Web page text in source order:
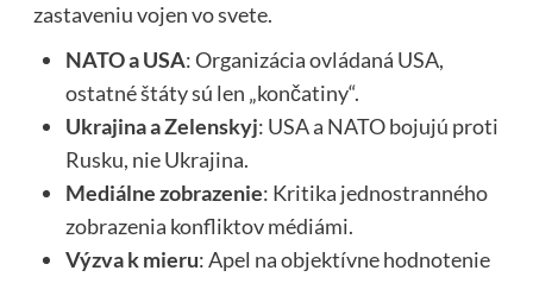
zastaveniu vojen vo svete.
NATO a USA: Organizácia ovládaná USA,
ostatné štáty sú len „končatiny“.
Ukrajina a Zelenskyj: USA a NATO bojujú proti
Rusku, nie Ukrajina.
Mediálne zobrazenie: Kritika jednostranného
zobrazenia konfliktov médiámi.
Výzva k mieru: Apel na objektívne hodnotenie